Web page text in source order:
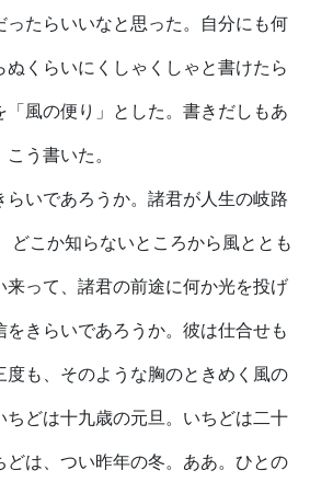
ったらいいなと思った。自分にも何
ぬくらいにくしゃくしゃと書けたら
「風の便り」とした。書きだしもあ
う書いた。
いであろうか。諸君が人生の岐路
どこか知らないところから風ととも
来って、諸君の前途に何か光を投げ
きらいであろうか。彼は仕合せも
度も、そのような胸のときめく風の
ちどは十九歳の元旦。いちどは二十
どは、つい昨年の冬。ああ。ひとの